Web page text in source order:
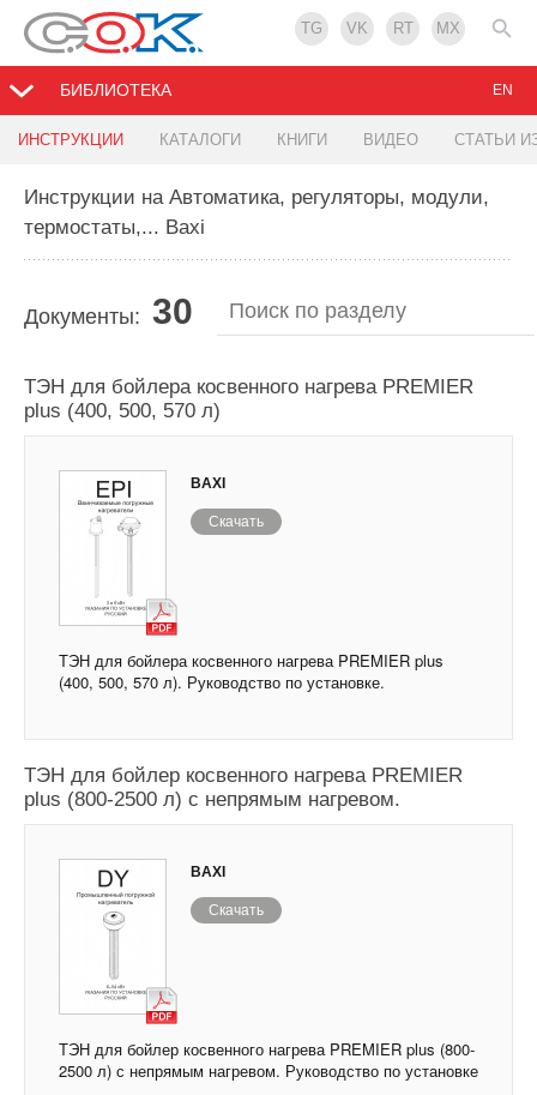
TG VK RT MX
БИБЛИОТЕКА
ИНСТРУКЦИИ КАТАЛОГИ КНИГИ ВИДЕО СТАТЬИ
EN
Инструкции на Автоматика, регуляторы, модули,
термостаты,... Baxi
Документы: 30
ТЭН для бойлера косвенного нагрева PREMIER
plus (400, 500, 570 л)
BAXI
Скачать
ТЭН для бойлера косвенного нагрева PREMIER plus
(400, 500, 570 л). Руководство по установке.
ТЭН для бойлер косвенного нагрева PREMIER
plus (800-2500 л) с непрямым нагревом.
BAXI
Скачать
ТЭН для бойлер косвенного нагрева PREMIER plus (800-
2500 л) с непрямым нагревом. Руководство по установке